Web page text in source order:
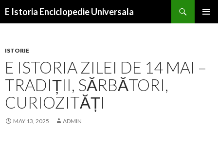
E Istoria Enciclopedie Universala
ISTORIE
E ISTORIA ZILEI DE 14 MAI –
TRADIȚII, SĂRBĂTORI,
CURIOZITĂȚI
MAY 13, 2025 ADMIN